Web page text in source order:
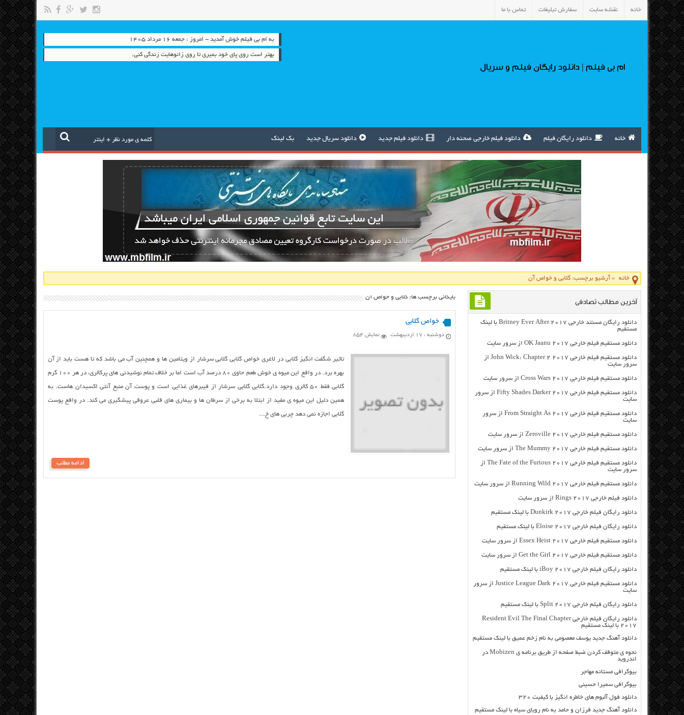
خانه نقشه سایت سفارش تبلیغات تماس با ما
ام بی فیلم | دانلود رایگان فیلم و سریال
به ام بی فیلم خوش آمدید - امروز : جمعه ۱۶ مرداد ۱۴۰۵
بهتر است روی پای خود بمیری تا روی زانو‌هایت زندگی کنی.
خانه دانلود رایگان فیلم دانلود فیلم خارجی صحنه دار دانلود فیلم جدید دانلود سریال جدید بک لینک
خانه » آرشیو برچسب: گلابی و خواص آن
بایگانی برچسب ها: گلابی و خواص آن
خواص گلابی
دوشنبه ، ۱۷ اردیبهشت نمایش 854
تاثیر شگفت انگیز گلابی در لاغری خواص گلابی گلابی سرشار از ویتامین ها و همچنین آب می باشد که تا هست باید از آن
بهره برد. در واقع این میوه ی خوش طعم حاوی ۸۰ درصد آب است اما بر خلاف تمام نوشیدنی های پرکالری، در هر ۱۰۰ گرم
گلابی فقط ۵۰ کالری وجود دارد.گلابی گلابی سرشار از فیبرهای غذایی است و پوست آن منبع آنتی اکسیدان هاست. به
همین دلیل این میوه ی مفید از ابتلا به برخی از سرطان ها و بیماری های قلبی عروقی پیشگیری می کند. در واقع پوست
گلابی اجازه نمی دهد چربی های خ...
ادامه مطلب
آخرین مطالب تصادفی
دانلود رایگان مسنتد خارجی Britney Ever After 2017 با لینک
مستقیم
دانلود مستقیم فیلم خارجی OK Jaanu 2017 از سرور سایت
دانلود مستقیم فیلم خارجی John Wick: Chapter 2 2017 از
سرور سایت
دانلود مستقیم فیلم خارجی Cross Wars 2017 از سرور سایت
دانلود مستقیم فیلم خارجی Fifty Shades Darker 2017 از سرور
سایت
دانلود مستقیم فیلم خارجی From Straight As 2017 از سرور
سایت
دانلود مستقیم فیلم خارجی Zeroville 2017 از سرور سایت
دانلود مستقیم فیلم خارجی The Mummy 2017 از سرور سایت
دانلود مستقیم فیلم خارجی The Fate of the Furious 2017 از
سرور سایت
دانلود مستقیم فیلم خارجی Running Wild 2017 از سرور سایت
دانلود فیلم خارجی Rings 2017 از سرور سایت
دانلود رایگان فیلم خارجی Dunkirk 2017 با لینک مستقیم
دانلود رایگان فیلم خارجی Eloise 2017 با لینک مستقیم
دانلود مستقیم فیلم خارجی Essex Heist 2017 از سرور سایت
دانلود مستقیم فیلم خارجی Get the Girl 2017 از سرور سایت
دانلود رایگان فیلم خارجی iBoy 2017 با لینک مستقیم
دانلود مستقیم فیلم خارجی Justice League Dark 2017 از سرور
سایت
دانلود رایگان فیلم خارجی Split 2017 با لینک مستقیم
دانلود رایگان فیلم خارجی Resident Evil The Final Chapter
2017 با لینک مستقیم
دانلود آهنگ جدید یوسف معصومی به نام زخم عمیق با لینک مستقیم
نحوه ي متوقف كردن ضبط صفحه از طریق برنامه ی Mobizen در
اندروید
بیوگرافی مستانه مهاجر
بیوگرافی سمیرا حسینی
دانلود فول آلبوم های خاطره انگیز با کیفیت ۳۲۰
دانلود آهنگ جدید فرزان و حامد به نام رویای سیاه با لینک مستقیم